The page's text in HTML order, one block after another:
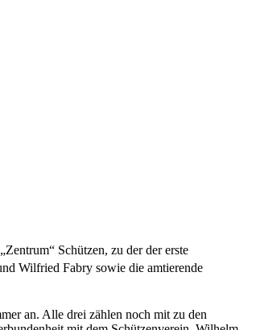
Schützen, zu der der erste
Wilfried Fabry sowie die amtierende
an. Alle drei zählen noch mit zu den